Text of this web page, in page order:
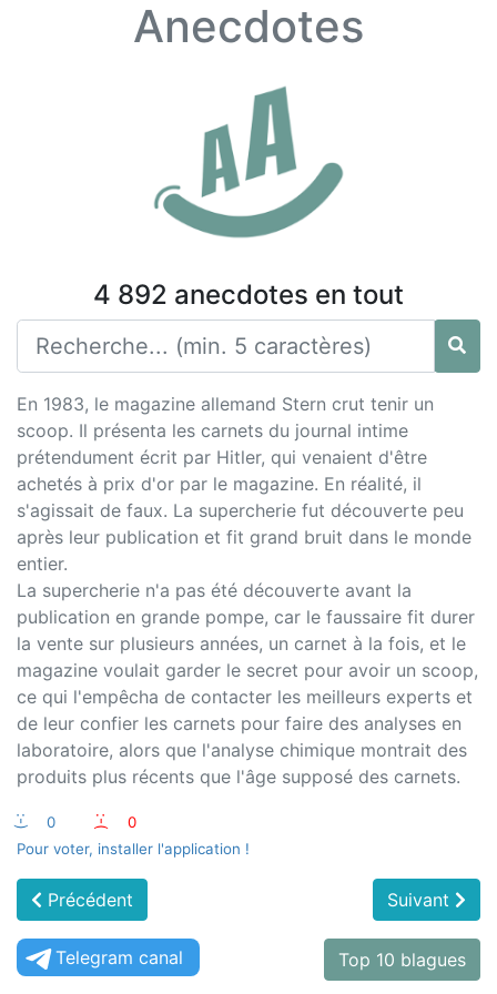
Anecdotes
4 892 anecdotes en tout
En 1983, le magazine allemand Stern crut tenir un
scoop. Il présenta les carnets du journal intime
prétendument écrit par Hitler, qui venaient d'être
achetés à prix d'or par le magazine. En réalité, il
s'agissait de faux. La supercherie fut découverte peu
après leur publication et fit grand bruit dans le monde
entier.
La supercherie n'a pas été découverte avant la
publication en grande pompe, car le faussaire fit durer
la vente sur plusieurs années, un carnet à la fois, et le
magazine voulait garder le secret pour avoir un scoop,
ce qui l'empêcha de contacter les meilleurs experts et
de leur confier les carnets pour faire des analyses en
laboratoire, alors que l'analyse chimique montrait des
produits plus récents que l'âge supposé des carnets.
:-) 0 :-(
0
Pour voter, installer l'application !
Précédent Suivant
Telegram canal Top 10 blagues